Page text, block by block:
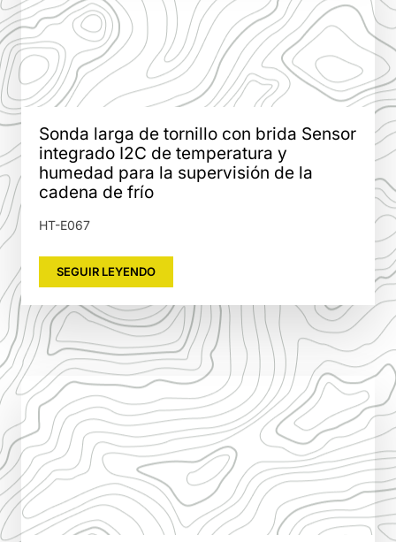
Sonda larga de tornillo con brida Sensor
integrado I2C de temperatura y
humedad para la supervisión de la
cadena de frío
HT-E067
SEGUIR LEYENDO